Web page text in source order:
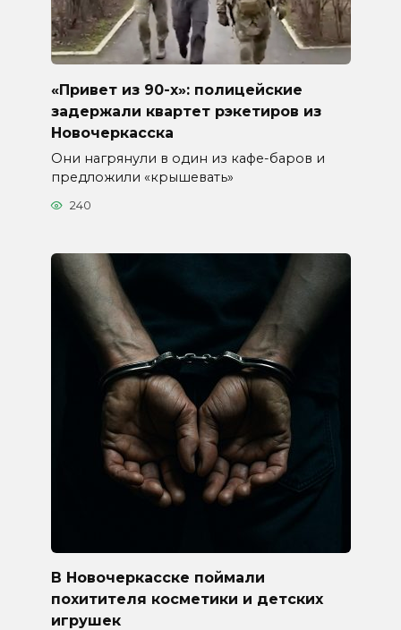
«Привет из 90-х»: полицейские
задержали квартет рэкетиров из
Новочеркасска
Они нагрянули в один из кафе-баров и
предложили «крышевать»
240
В Новочеркасске поймали
похитителя косметики и детских
игрушек